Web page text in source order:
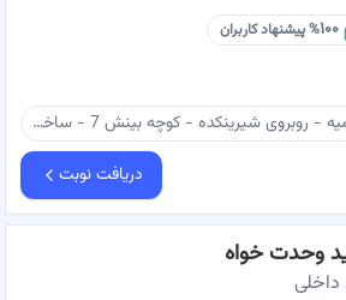
۱۰۰% پیشنهاد کاربران
بندرعباس - چهارراه فاطمیه - روبروی شیرینکده - کوچه بینش 7 - ساختمان پزشکان پزشک - طبقه ۳ - دکتر ریاضی
دریافت نوبت
وحدت خواه